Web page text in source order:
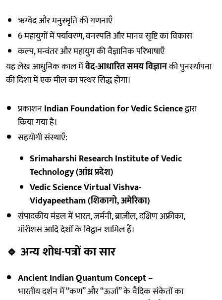
ऋग्वेद और मनुस्मृति की गणनाएँ
6 महायुगों में पर्यावरण, वनस्पति और मानव सृष्टि का विकास
कल्प, मन्वंतर और महायुग की वैज्ञानिक परिभाषाएँ
यह लेख आधुनिक काल मेंवेद-आधारित समय विज्ञानकी पुनर्स्थापना
की दिशा में एक मील का पत्थर सिद्ध होगा।
प्रकाशनIndian Foundation for Vedic Scienceद्वारा
किया गया है।
सहयोगी संस्थाएँ:
Srimaharshi Research Institute of Vedic
Technology (आंध्र प्रदेश)
Vedic Science Virtual Vishva-
Vidyapeetham (शिकागो, अमेरिका)
संपादकीय मंडल में भारत, जर्मनी, ब्राज़ील, दक्षिण अफ्रीका,
मॉरीशस आदि देशों के विद्वान शामिल हैं।
🔹 अन्य शोध-पत्रों का सार
Ancient Indian Quantum Concept–
भारतीय दर्शन में “कण” और “ऊर्जा” के वैदिक संकेतों का